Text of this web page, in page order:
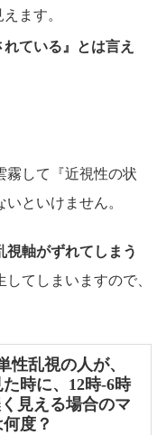
ます。
れている』とは言え
霧して『近視性の状
といけません。
視軸がずれてしまう
てしまいますので、
性乱視の人が、
時に、12時-6時
見える場合のマ
度？